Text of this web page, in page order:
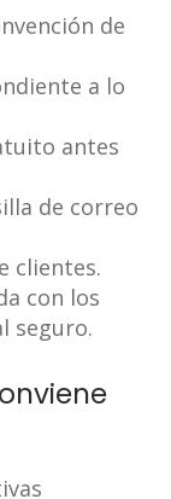
de
a lo
antes
de correo
clientes.
con los
seguro.